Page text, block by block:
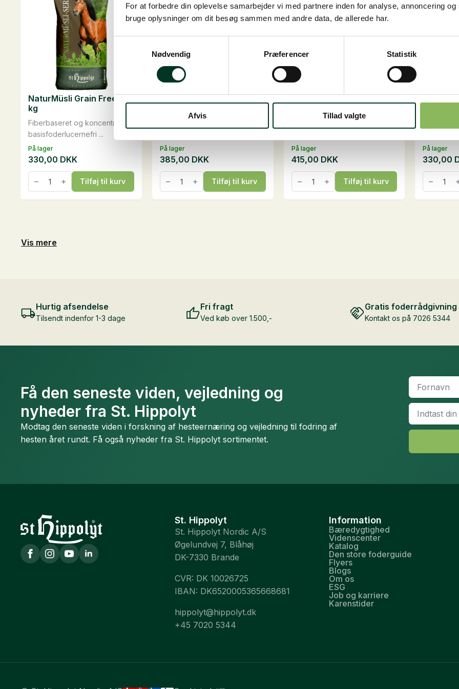
For at forbedre din oplevelse samarbejder vi med partnere inden for analyse, annoncering
bruge oplysninger om dit besøg sammen med andre data, de allerede har.
Nødvendig
Præferencer Statistik
Afvis Tillad valgte
vælges
På lager
Fiberbaseret og koncentreret
basisfoderlucernefri ...
NaturMüsli Grain Free, 15
kg
330,00 DKK
NaturMüsli
Grain
Free,
15
Tilføj til kurv
På lager
385,00 DKK
EquiGard
Nordic
Müsli,
20
Tilføj til kurv
På lager
Til specialracervelegnet til
415,00 DKK
Hesta
Mix
Nordic
Pellets,
Tilføj til kurv
På lager
330,00
med
urter,
18
Vis mere
Hurtig afsendelse
Tilsendt indenfor 1-3 dage
Fri fragt
Ved køb over 1.500,-
Gratis foderrådgivning
Kontakt os på 7026 5344
Få den seneste viden, vejledning og
nyheder fra St. Hippolyt
Modtag den seneste viden i forskning af hesteernæring og vejledning til fodring af
hesten året rundt. Få også nyheder fra St. Hippolyt sortimentet.
Fornavn
Email
St. Hippolyt
St. Hippolyt Nordic A/S
Øgelundvej 7, Blåhøj
DK-7330 Brande
CVR: DK 10026725
IBAN: DK6520005365668681
hippolyt@hippolyt.dk
+45 7020 5344
Information
Bæredygtighed
Videnscenter
Katalog
Den store foderguide
Flyers
Blogs
Om os
ESG
Job og karriere
Karenstider